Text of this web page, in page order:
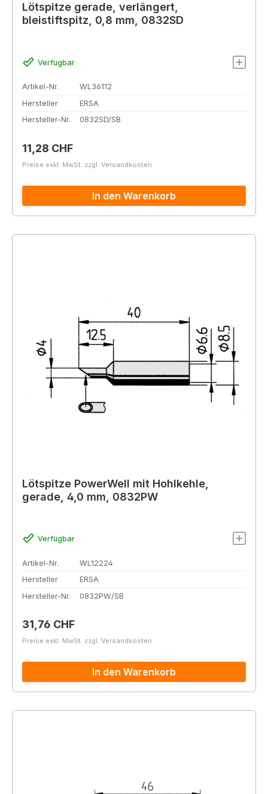
Lötspitze gerade, verlängert,
bleistiftspitz, 0,8 mm, 0832SD
Verfügbar
Artikel-Nr.
WL36112
Hersteller
ERSA
Hersteller-Nr.
0832SD/SB
Regulärer Preis:
11,28 CHF
Preise exkl. MwSt. zzgl. Versandkosten
In den Warenkorb
Lötspitze PowerWell mit Hohlkehle,
gerade, 4,0 mm, 0832PW
Verfügbar
Artikel-Nr.
WL12224
Hersteller
ERSA
Hersteller-Nr.
0832PW/SB
Regulärer Preis:
31,76 CHF
Preise exkl. MwSt. zzgl. Versandkosten
In den Warenkorb